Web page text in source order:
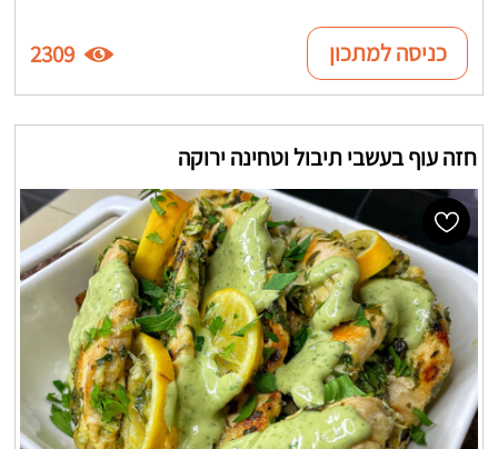
כניסה למתכון 2309
חזה עוף בעשבי תיבול וטחינה ירוקה